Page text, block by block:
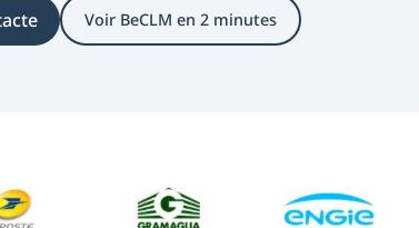
Voir BeCLM en 2 minutes